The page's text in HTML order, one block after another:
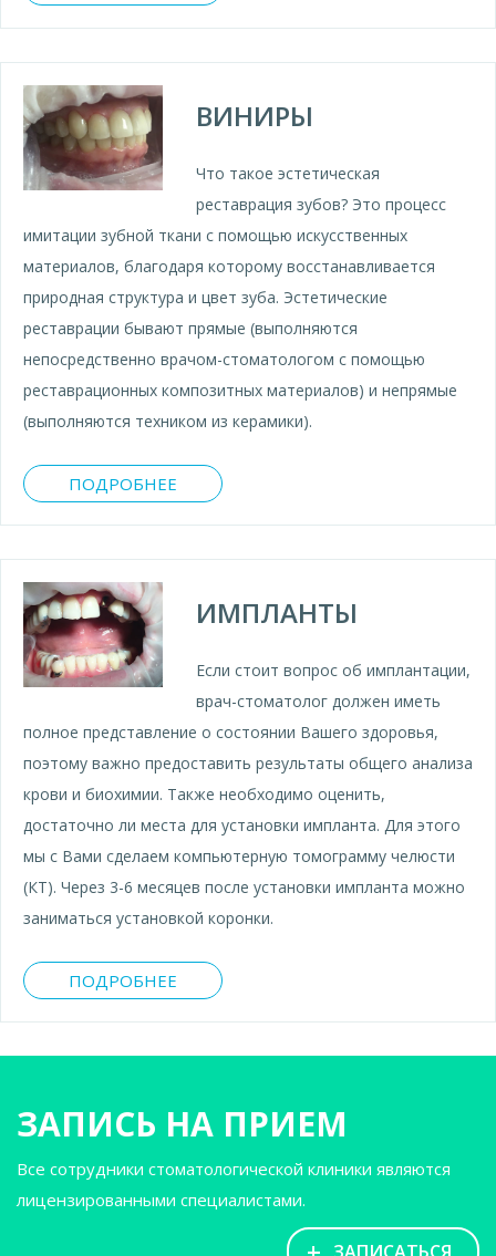
ВИНИРЫ
Что такое эстетическая
реставрация зубов? Это процесс
имитации зубной ткани с помощью искусственных
материалов, благодаря которому восстанавливается
природная структура и цвет зуба. Эстетические
реставрации бывают прямые (выполняются
непосредственно врачом-стоматологом с помощью
реставрационных композитных материалов) и непрямые
(выполняются техником из керамики).
ПОДРОБНЕЕ
ИМПЛАНТЫ
Если стоит вопрос об имплантации,
врач-стоматолог должен иметь
полное представление о состоянии Вашего здоровья,
поэтому важно предоставить результаты общего анализа
крови и биохимии. Также необходимо оценить,
достаточно ли места для установки импланта. Для этого
мы с Вами сделаем компьютерную томограмму челюсти
(КТ). Через 3-6 месяцев после установки импланта можно
заниматься установкой коронки.
ПОДРОБНЕЕ
ЗАПИСЬ НА ПРИЕМ
Все сотрудники стоматологической клиники являются
лицензированными специалистами.